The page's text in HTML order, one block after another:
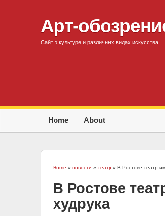
Арт-
Сайт о культуре и различных видах искусства
Home About
Home » новости » театр» В Ростове театр
В Ростове
худрука